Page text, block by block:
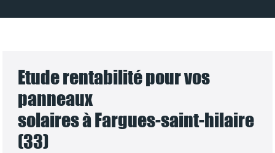
Etude rentabilité pour vos
panneaux
solaires à Fargues-saint-hilaire
(33)